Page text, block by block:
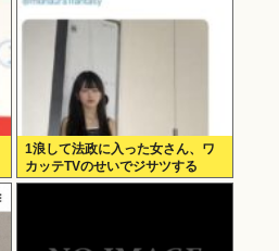
1浪して法政に入った女さん、ワ
カッテTVのせいでジサツする